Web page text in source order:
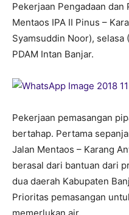
Pekerjaan Pengadaan dan
Mentaos IPA II Pinus –
Syamsuddin Noor), selasa
PDAM Intan Banjar.
Pekerjaan pemasangan
bertahap. Pertama
Jalan Mentaos – Karang
berasal dari bantuan dari
dua daerah Kabupaten
Prioritas pemasangan